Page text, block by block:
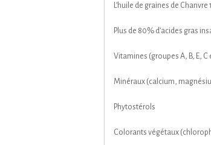
L’huile de graines de
Plus de 80% d’acides gras
Vitamines (groupes A, B, E, C
Minéraux (calcium,
Phytostérols
Colorants végétaux